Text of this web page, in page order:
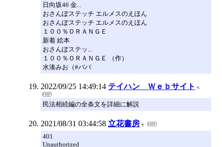
日向坂46 金...
おさんぽステッチ エルメスのえほん
おさんぽステッチ エルメスのえほん
１００％ＯＲＡＮＧＥ
新着 絵本
おさんぽステッ...
１００％ＯＲＡＮＧＥ （作）
水湊みお（#ババ
2022/09/25 14:49:14 テイハン Ｗｅｂサイト
民法相続編の全条文を詳細に解説
2021/08/31 03:44:58 立花書房
401
Unauthorized